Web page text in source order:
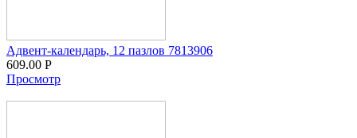
Адвент-календарь, 12 пазлов 7813906
609.00 Р
Просмотр